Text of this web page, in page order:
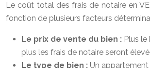
Le coût total des frais de notaire en
fonction de plusieurs facteurs
Le prix de vente du bien : Plus le
plus les frais de notaire seront
Le type de bien : Un appartement